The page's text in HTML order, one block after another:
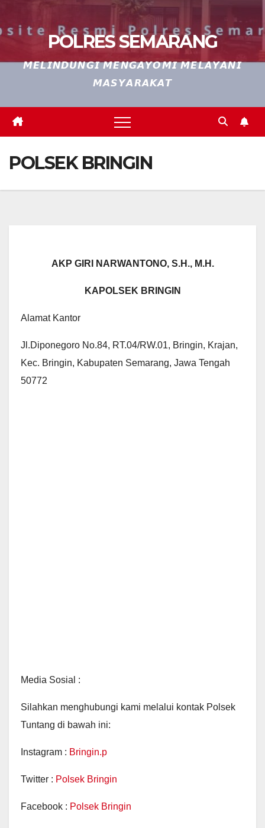
POLRES SEMARANG
𝙈𝙀𝙇𝙄𝙉𝘿𝙐𝙉𝙂𝙄 𝙈𝙀𝙉𝙂𝘼𝙔𝙊𝙈𝙄 𝙈𝙀𝙇𝘼𝙔𝘼𝙉𝙄
𝙈𝘼𝙎𝙔𝘼𝙍𝘼𝙆𝘼𝙏
POLSEK BRINGIN
AKP GIRI NARWANTONO, S.H., M.H.
KAPOLSEK BRINGIN
Alamat Kantor
Jl.Diponegoro No.84, RT.04/RW.01, Bringin, Krajan,
Kec. Bringin, Kabupaten Semarang, Jawa Tengah
50772
Media Sosial :
Silahkan menghubungi kami melalui kontak Polsek
Tuntang di bawah ini:
Instagram : Bringin.p
Twitter : Polsek Bringin
Facebook : Polsek Bringin